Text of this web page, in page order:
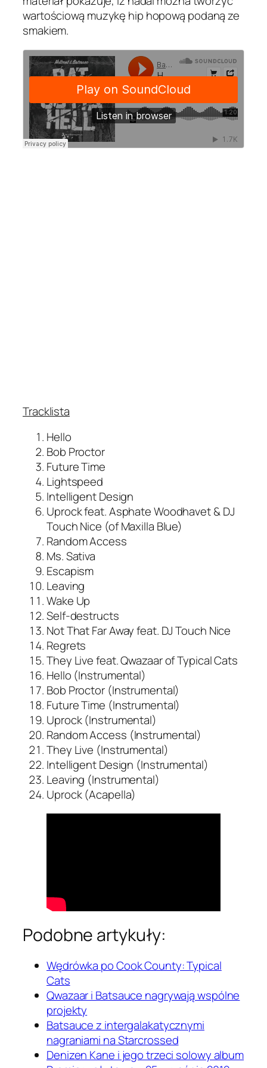
wartościową muzykę hip hopową podaną ze
smakiem.
Tracklista
Hello
Bob Proctor
Future Time
Lightspeed
Intelligent Design
Uprock feat. Asphate Woodhavet & DJ
Touch Nice (of Maxilla Blue)
Random Access
Ms. Sativa
Escapism
Leaving
Wake Up
Self-destructs
Not That Far Away feat. DJ Touch Nice
Regrets
They Live feat. Qwazaar of Typical Cats
Hello (Instrumental)
Bob Proctor (Instrumental)
Future Time (Instrumental)
Uprock (Instrumental)
Random Access (Instrumental)
They Live (Instrumental)
Intelligent Design (Instrumental)
Leaving (Instrumental)
Uprock (Acapella)
Podobne artykuły:
Wędrówka po Cook County: Typical
Cats
Qwazaar i Batsauce nagrywają wspólne
projekty
Batsauce z intergalakatycznymi
nagraniami na Starcrossed
Denizen Kane i jego trzeci solowy album